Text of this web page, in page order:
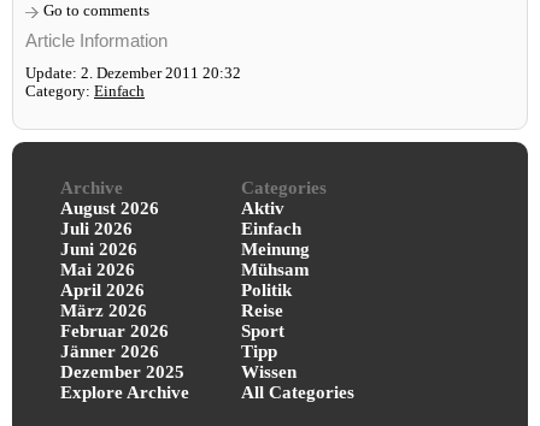
Go to comments
Article Information
Update: 2. Dezember 2011 20:32
Category: Einfach
Archive
August 2026
Juli 2026
Juni 2026
Mai 2026
April 2026
März 2026
Februar 2026
Jänner 2026
Dezember 2025
Explore Archive
Categories
Aktiv
Einfach
Meinung
Mühsam
Politik
Reise
Sport
Tipp
Wissen
All Categories